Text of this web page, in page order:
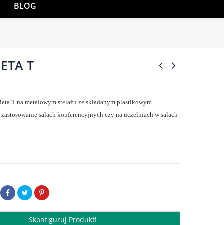
BLOG
T
T na metalowym stelażu ze składanym plastikowym
salach konferencyjnych czy na uczelniach w salach
Skonfiguruj Produkt!